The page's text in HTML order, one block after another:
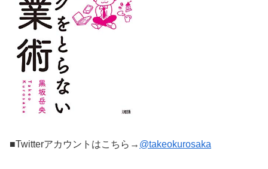
■Twitterアカウントはこちら→ @takeokurosaka